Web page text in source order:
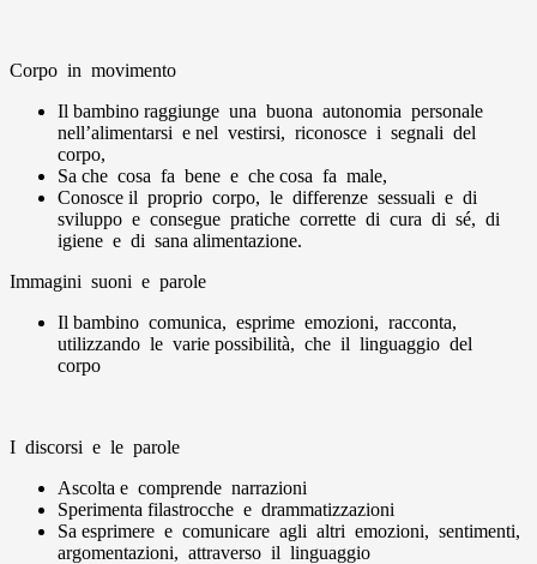
Corpo in movimento
Il bambino raggiunge una buona autonomia personale
nell’alimentarsi e nel vestirsi, riconosce i segnali del
corpo,
Sa che cosa fa bene e che cosa fa male,
Conosce il proprio corpo, le differenze sessuali e di
sviluppo e consegue pratiche corrette di cura di sé, di
igiene e di sana alimentazione.
Immagini suoni e parole
Il bambino comunica, esprime emozioni, racconta,
utilizzando le varie possibilità, che il linguaggio del
corpo
I discorsi e le parole
Ascolta e comprende narrazioni
Sperimenta filastrocche e drammatizzazioni
Sa esprimere e comunicare agli altri emozioni, sentimenti,
argomentazioni, attraverso il linguaggio